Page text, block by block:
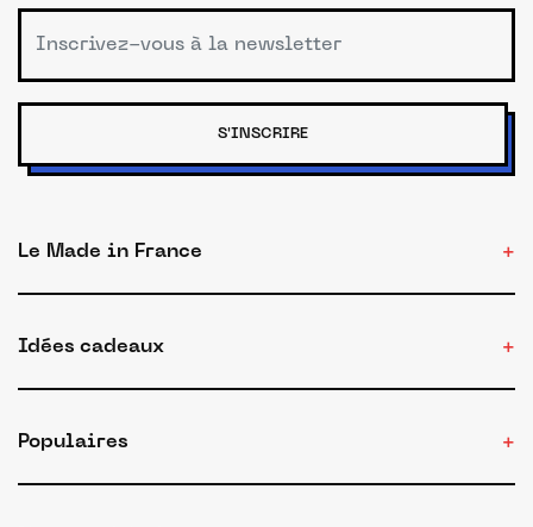
S'INSCRIRE
Le Made in France
Idées cadeaux
Populaires